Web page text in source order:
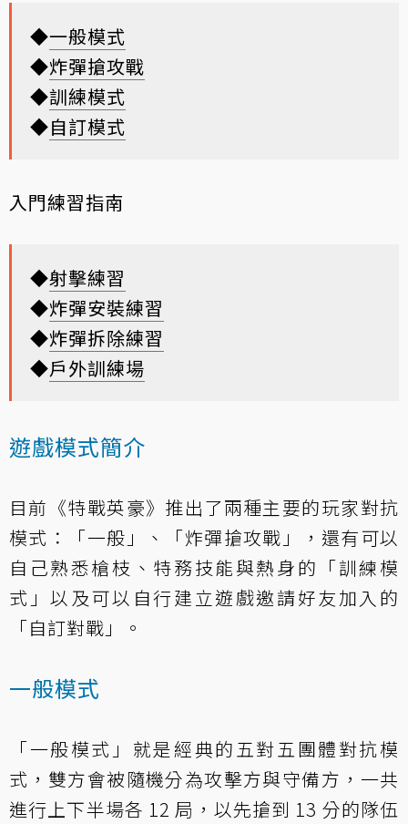
◆一般模式
◆炸彈搶攻戰
◆訓練模式
◆自訂模式
入門練習指南
◆射擊練習
◆炸彈安裝練習
◆炸彈拆除練習
◆戶外訓練場
遊戲模式簡介
目前《特戰英豪》推出了兩種主要的玩家對抗
模式：「一般」、「炸彈搶攻戰」，還有可以
自己熟悉槍枝、特務技能與熱身的「訓練模
式」以及可以自行建立遊戲邀請好友加入的
「自訂對戰」。
一般模式
「一般模式」就是經典的五對五團體對抗模
式，雙方會被隨機分為攻擊方與守備方，一共
進行上下半場各 12 局，以先搶到 13 分的隊伍